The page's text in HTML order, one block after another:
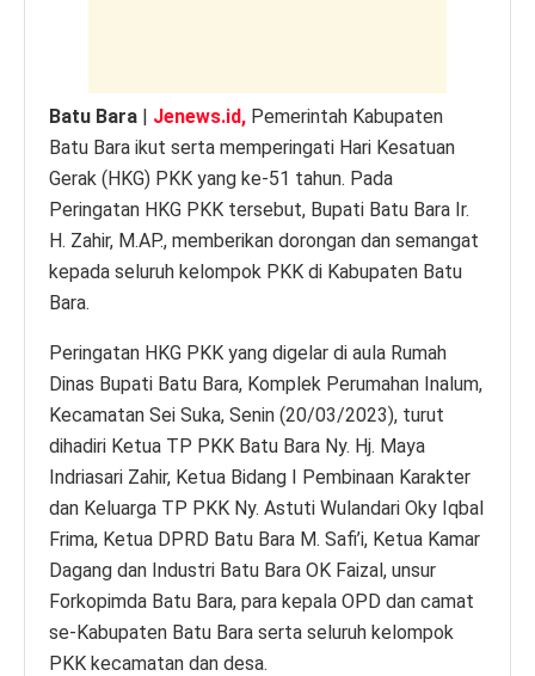
Batu Bara | Jenews.id, Pemerintah Kabupaten
Batu Bara ikut serta memperingati Hari Kesatuan
Gerak (HKG) PKK yang ke-51 tahun. Pada
Peringatan HKG PKK tersebut, Bupati Batu Bara Ir.
H. Zahir, M.AP., memberikan dorongan dan semangat
kepada seluruh kelompok PKK di Kabupaten Batu
Bara.
Peringatan HKG PKK yang digelar di aula Rumah
Dinas Bupati Batu Bara, Komplek Perumahan Inalum,
Kecamatan Sei Suka, Senin (20/03/2023), turut
dihadiri Ketua TP PKK Batu Bara Ny. Hj. Maya
Indriasari Zahir, Ketua Bidang I Pembinaan Karakter
dan Keluarga TP PKK Ny. Astuti Wulandari Oky Iqbal
Frima, Ketua DPRD Batu Bara M. Safi’i, Ketua Kamar
Dagang dan Industri Batu Bara OK Faizal, unsur
Forkopimda Batu Bara, para kepala OPD dan camat
se-Kabupaten Batu Bara serta seluruh kelompok
PKK kecamatan dan desa.